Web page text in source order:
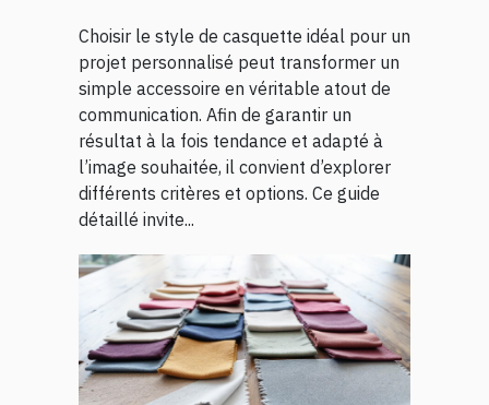
Choisir le style de casquette idéal pour un
projet personnalisé peut transformer un
simple accessoire en véritable atout de
communication. Afin de garantir un
résultat à la fois tendance et adapté à
l’image souhaitée, il convient d’explorer
différents critères et options. Ce guide
détaillé invite...